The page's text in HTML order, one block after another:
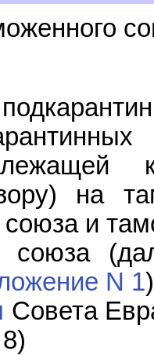
на
союза и
союза
N 1
Совета